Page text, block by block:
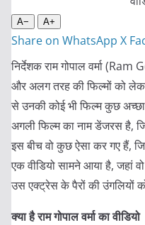
A− A+
Share on WhatsApp X
निर्देशक राम गोपाल वर्मा
और अलग तरह की फिल्मों को
से उनकी कोई भी फिल्म कुछ अच्छा
अगली फिल्म का नाम डेंजरस है,
इस बीच वो कुछ ऐसा कर गए हैं,
एक वीडियो सामने आया है, जहां
उस एक्ट्रेस के पैरों की उंगलियों
क्या है राम गोपाल वर्मा का वीडियो